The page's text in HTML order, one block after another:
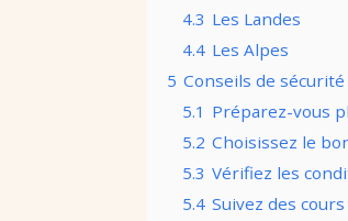
4.3 Les Landes
4.4 Les Alpes
5 Conseils de
5.1 Préparez-vous
5.2 Choisissez le
5.3 Vérifiez les
5.4 Suivez des cours